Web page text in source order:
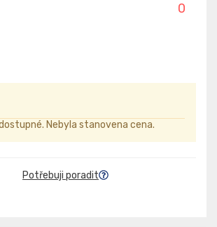
0
Nebyla stanovena cena.
Potřebuji poradit